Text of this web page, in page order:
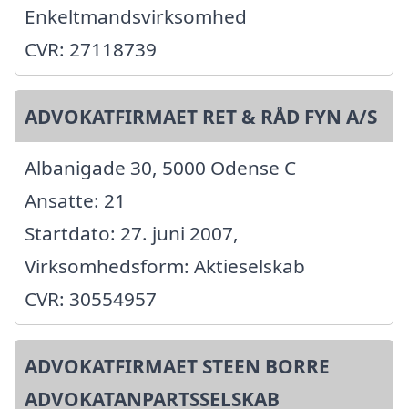
Enkeltmandsvirksomhed
CVR: 27118739
ADVOKATFIRMAET RET & RÅD FYN A/S
Albanigade 30, 5000 Odense C
Ansatte: 21
Startdato: 27. juni 2007,
Virksomhedsform: Aktieselskab
CVR: 30554957
ADVOKATFIRMAET STEEN BORRE
ADVOKATANPARTSSELSKAB